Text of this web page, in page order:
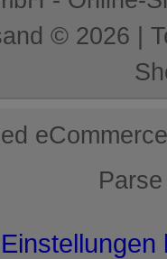
© 2026 |